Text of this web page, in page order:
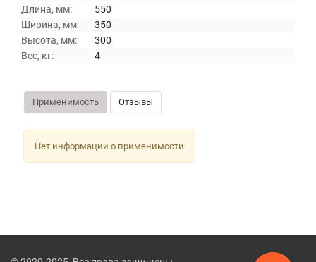
Длина, мм:
550
Ширина, мм:
350
Высота, мм:
300
Вес, кг:
4
Применимость Отзывы
Нет информации о применимости